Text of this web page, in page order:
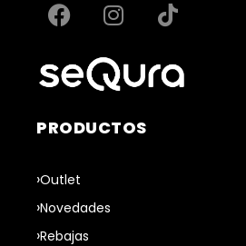
PRODUCTOS
Outlet
Novedades
Rebajas